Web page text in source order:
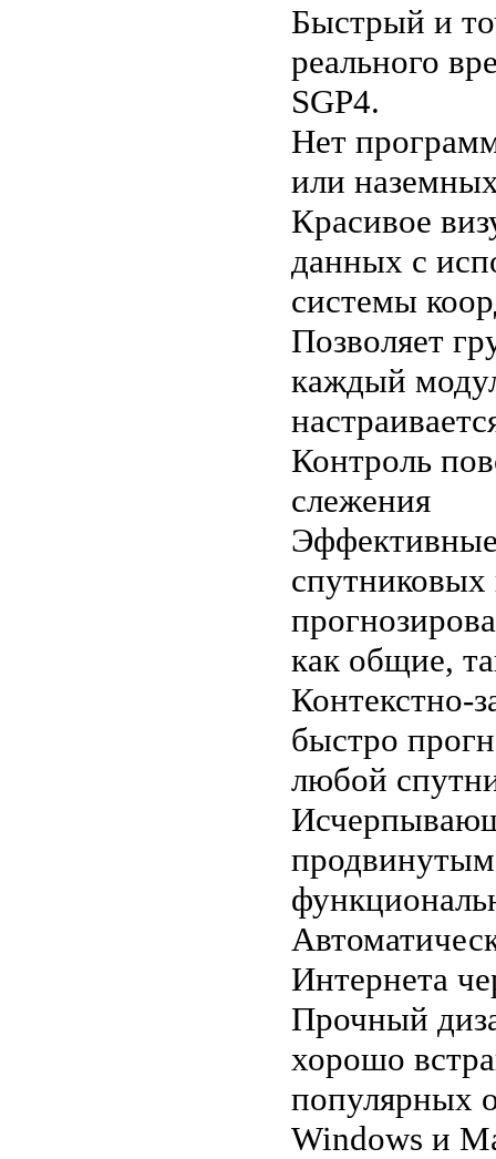
Быстрый и
реального
SGP4.
Нет
или
Красивое
данных с
системы
Позволяет
каждый
Контроль
слежения
как общие,
Контекстно-
быстро
любой
продвинутым
Интернета
Прочный
хорошо
популярных
Windows и